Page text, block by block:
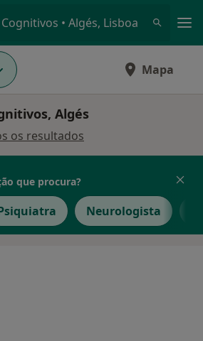
• Algés, Lisboa
Mapa
Algés
os resultados
que procura?
Neurologista